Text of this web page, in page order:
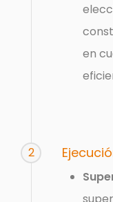
en
2